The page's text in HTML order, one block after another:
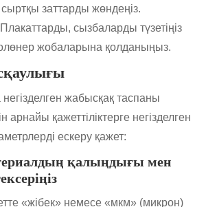
заттарды жөндеңіз.
Плакаттарды, сызбаларды түзетіңіз
жобаларына қолданыңыз.
жабысқақ таспаны
арнайы қажеттіліктерге негізделген
ескеру қажет:
қалыңдығы мен
«жібек» немесе «мкм» (микрон)